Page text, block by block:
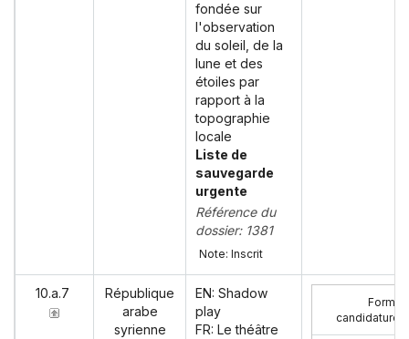
fondée sur
l'observation
du soleil, de la
lune et des
étoiles par
rapport à la
topographie
locale
Liste de
sauvegarde
urgente
Référence du
dossier: 1381
Note: Inscrit
10.a.7
République
arabe
syrienne
EN: Shadow
play
FR: Le théâtre
candidature